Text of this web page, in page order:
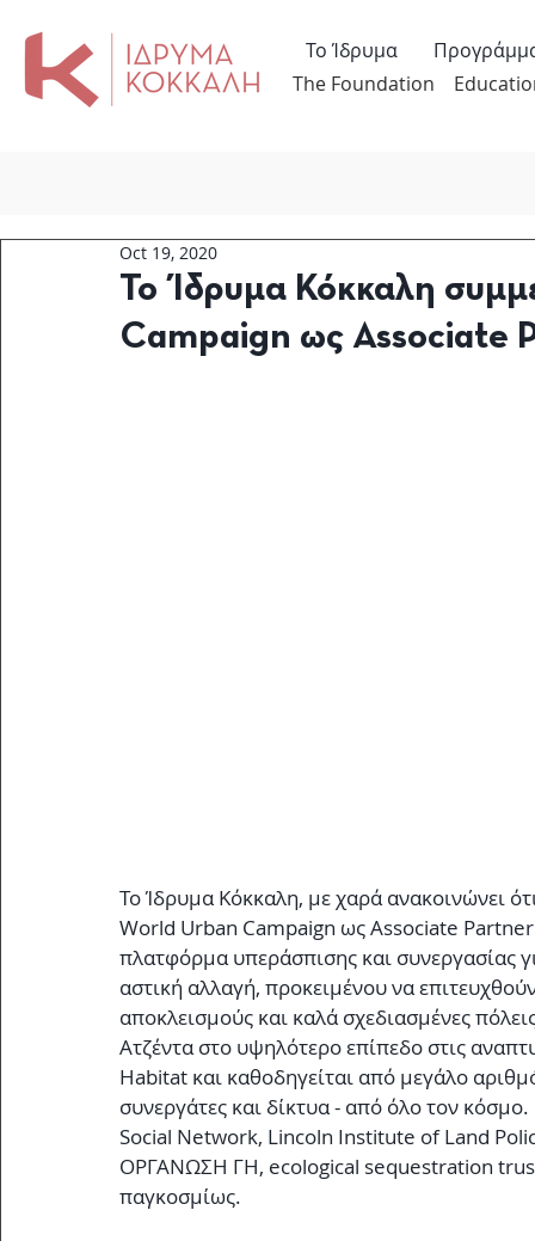
The Foundation
Το Ίδρυμα
Το Ίδρυμα Κόκκαλη
Campaign ως Associate
Oct 19, 2020
Το Ίδρυμα Κόκκαλη, με χαρά ανακοινώνει
World Urban Campaign ως Associate
πλατφόρμα υπεράσπισης και συνεργασίας
αστική αλλαγή, προκειμένου να
αποκλεισμούς και καλά σχεδιασμένες
Ατζέντα στο υψηλότερο επίπεδο στις
Habitat και καθοδηγείται από μεγάλο
συνεργάτες και δίκτυα - από όλο τον
Social Network, Lincoln Institute of Land
ΟΡΓΑΝΩΣΗ ΓΗ, ecological sequestration trust,
παγκοσμίως.